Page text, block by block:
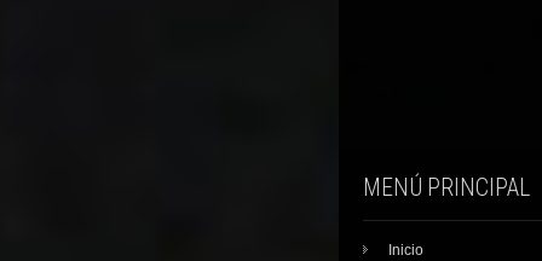
MENÚ PRINCIPAL
Inicio